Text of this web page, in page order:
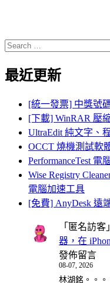
Search
for:
最近更新
[統一發票] 中獎號
[下載] WinRAR 壓
UltraEdit 純文字、
OCCT 燒機測試軟
PerformanceTest
Wise Registry
電腦加速工具
[免費] AnyDesk 遠
「 匿名訪客
器，在
發佈留言
08-07, 2026
林湖銘。。。